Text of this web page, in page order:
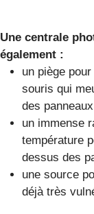
Une centrale
également :
un piège
souris qui
des
un immense
température
dessus des
une source
déjà très